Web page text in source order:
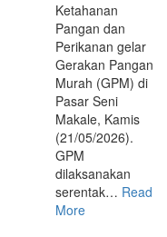
Ketahanan
Pangan dan
Perikanan gelar
Gerakan Pangan
Murah (GPM) di
Pasar Seni
Makale, Kamis
(21/05/2026).
GPM
dilaksanakan
serentak… Read
More